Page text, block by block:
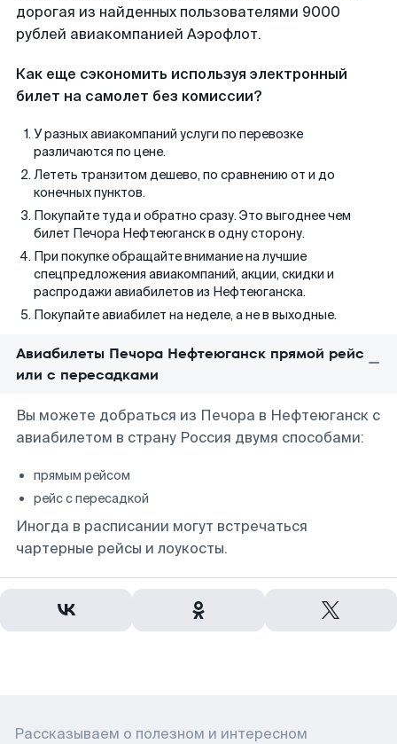
дорогая из найденных пользователями 9000
рублей авиакомпанией Аэрофлот.
Как еще сэкономить используя электронный
билет на самолет без комиссии?
У разных авиакомпаний услуги по перевозке
различаются по цене.
Лететь транзитом дешево, по сравнению от и до
конечных пунктов.
Покупайте туда и обратно сразу. Это выгоднее чем
билет Печора Нефтеюганск в одну сторону.
При покупке обращайте внимание на лучшие
спецпредложения авиакомпаний, акции, скидки и
распродажи авиабилетов из Нефтеюганска.
Покупайте авиабилет на неделе, а не в выходные.
Авиабилеты Печора Нефтеюганск прямой рейс
или с пересадками
Вы можете добраться из Печора в Нефтеюганск с
авиабилетом в страну Россия двумя способами:
прямым рейсом
рейс с пересадкой
Иногда в расписании могут встречаться
чартерные рейсы и лоукосты.
Рассказываем о полезном и интересном